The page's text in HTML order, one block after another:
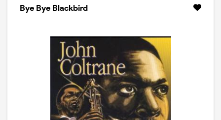
e ci mette anche un inedito assoluto, Blue World. Ma,
già per le versioni di Naima, Village Blues e Traening In, il
i brani dovevano fare da colonna sonora a delle
immagini, John Coltrane ha scelto di suonare in modo
raccolto, piacevole, melodico. Un disco che sorprende,
piace e si ascolta tutto d'un fiato.
Bye Bye Blackbird